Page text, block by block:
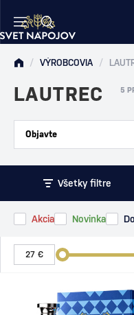
/ VÝROBCOVIA /
LAUTREC 5
Objavte
Všetky filtre
Akcia Novinka